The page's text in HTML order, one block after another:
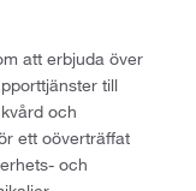
att erbjuda över
till
och
ett oöverträffat
och